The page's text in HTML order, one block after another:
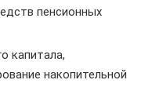
пенсионных
капитала,
накопительной